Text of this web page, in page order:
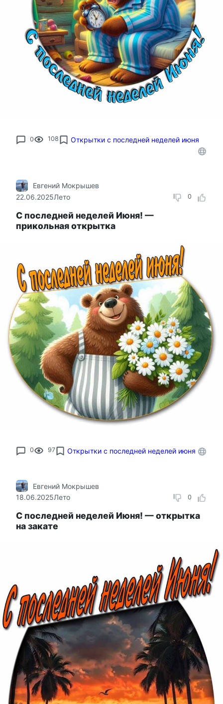
0 108 Открытки с последней неделей июня
0
Евгений Мокрышев
22.06.2025Лето
С последней неделей Июня! —
прикольная открытка
0 97 Открытки с последней неделей июня
0
Евгений Мокрышев
18.06.2025Лето
С последней неделей Июня! — открытка
на закате